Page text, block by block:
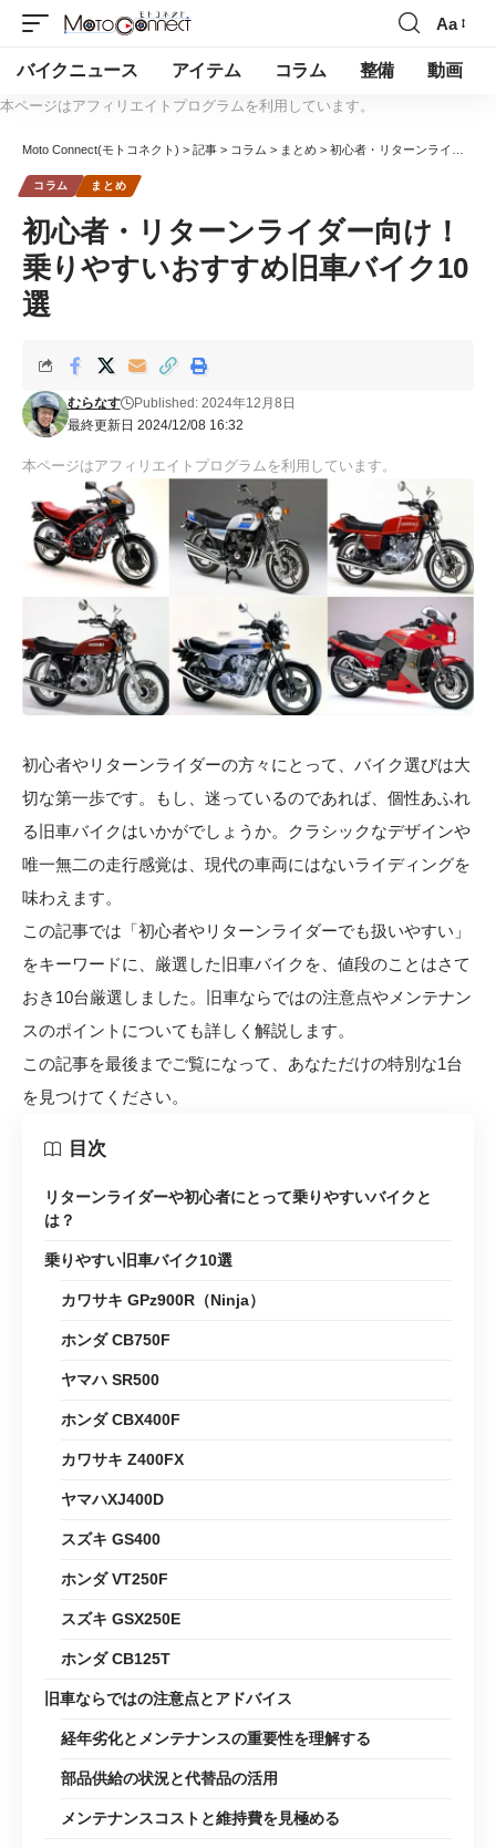
Aa
バイクニュース アイテム コラム 整備 動画
本ページはアフィリエイトプログラムを利用しています。
Moto Connect(モトコネクト) > 記事 > コラム > まとめ > 初心者・リターンライダー向け！乗りやすいおすすめ旧車バイク10選
コラム まとめ
初心者・リターンライダー向け！
乗りやすいおすすめ旧車バイク10
選
最終更新日 2024/12/08 16:32
むらなす Published: 2024年12月8日
本ページはアフィリエイトプログラムを利用しています。
初心者やリターンライダーの方々にとって、バイク選びは大
切な第一歩です。もし、迷っているのであれば、個性あふれ
る旧車バイクはいかがでしょうか。クラシックなデザインや
唯一無二の走行感覚は、現代の車両にはないライディングを
味わえます。
この記事では「初心者やリターンライダーでも扱いやすい」
をキーワードに、厳選した旧車バイクを、値段のことはさて
おき10台厳選しました。旧車ならではの注意点やメンテナン
スのポイントについても詳しく解説します。
この記事を最後までご覧になって、あなただけの特別な1台
を見つけてください。
目次
リターンライダーや初心者にとって乗りやすいバイクと
は？
乗りやすい旧車バイク10選
カワサキ GPz900R（Ninja）
ホンダ CB750F
ヤマハ SR500
ホンダ CBX400F
カワサキ Z400FX
ヤマハXJ400D
スズキ GS400
ホンダ VT250F
スズキ GSX250E
ホンダ CB125T
旧車ならではの注意点とアドバイス
経年劣化とメンテナンスの重要性を理解する
部品供給の状況と代替品の活用
メンテナンスコストと維持費を見極める